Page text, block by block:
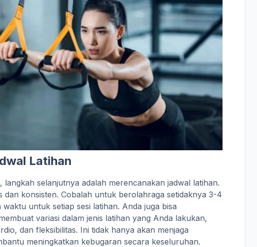
Latihan
langkah selanjutnya adalah merencanakan jadwal latihan.
dan konsisten. Cobalah untuk berolahraga setidaknya 3-4
untuk setiap sesi latihan. Anda juga bisa
variasi dalam jenis latihan yang Anda lakukan,
dan fleksibilitas. Ini tidak hanya akan menjaga
meningkatkan kebugaran secara keseluruhan.